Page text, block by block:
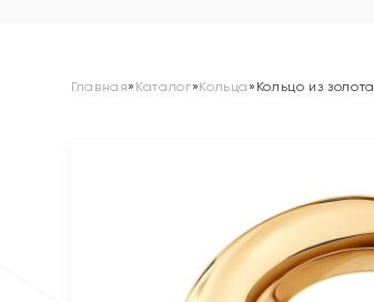
Главная» Каталог»Кольца » Кольцо из золота